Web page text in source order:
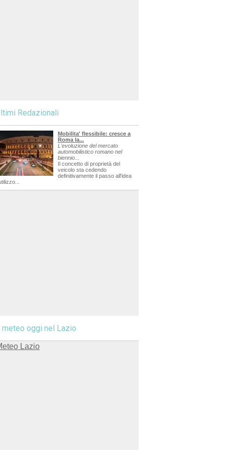
Redazionali
Mobilita' flessibile: cresce a
Roma la...
L'evoluzione del mercato
automobilistico romano nel
biennio...
Il concetto di proprietà del
veicolo sta cedendo
definitivamente il passo all'idea
meteo oggi nel Lazio